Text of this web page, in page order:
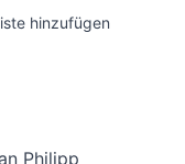
hinzufügen
Philipp